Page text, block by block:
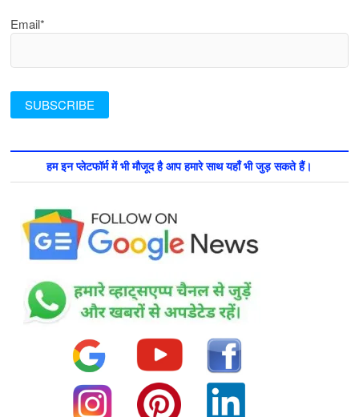
Email*
हम इन प्लेटफॉर्म में भी मौजूद है आप हमारे साथ यहाँ भी जुड़ सकते हैं।